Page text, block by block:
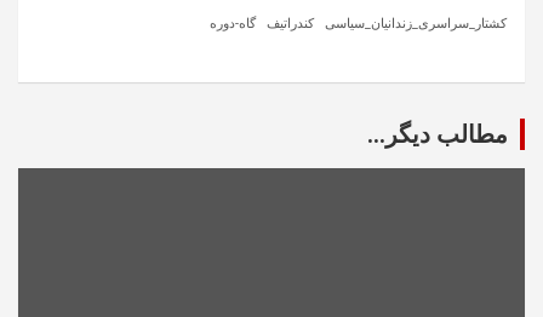
کشتار_سراسری_زندانیان_سیاسی کندراتیف گاه-دوره
مطالب دیگر...